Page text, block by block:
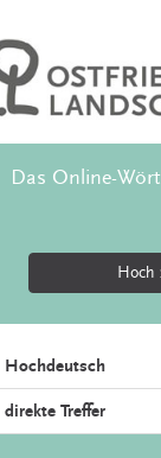
Das Online-
Hoch
Hochdeutsch
direkte Treffer